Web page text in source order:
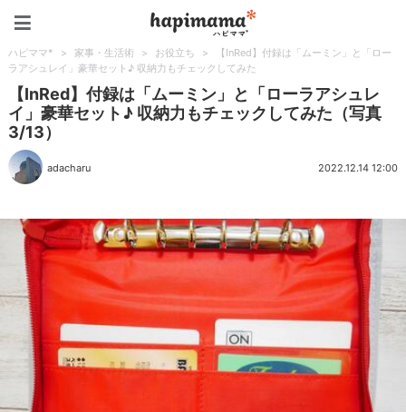
ハピママ* > 家事・生活術 > お役立ち >
【InRed】付録は「ムーミン」と「ロー
ラアシュレイ」豪華セット♪ 収納力もチェックしてみた
【InRed】付録は「ムーミン」と「ローラアシュレ
イ」豪華セット♪ 収納力もチェックしてみた（写真
3/13）
adacharu 2022.12.14 12:00